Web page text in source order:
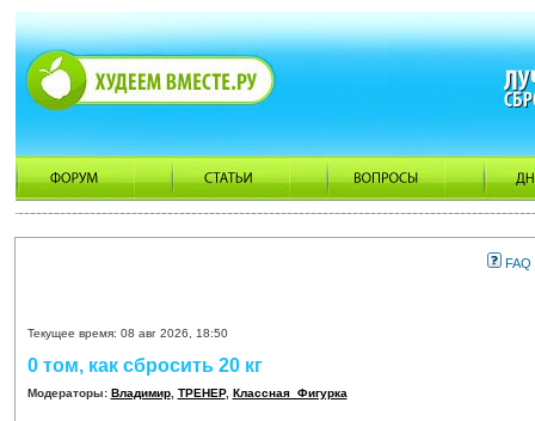
FAQ
Текущее время: 08 авг 2026, 18:50
0 том, как сбросить 20 кг
Модераторы: Владимир, ТРЕНЕР, Классная_Фигурка